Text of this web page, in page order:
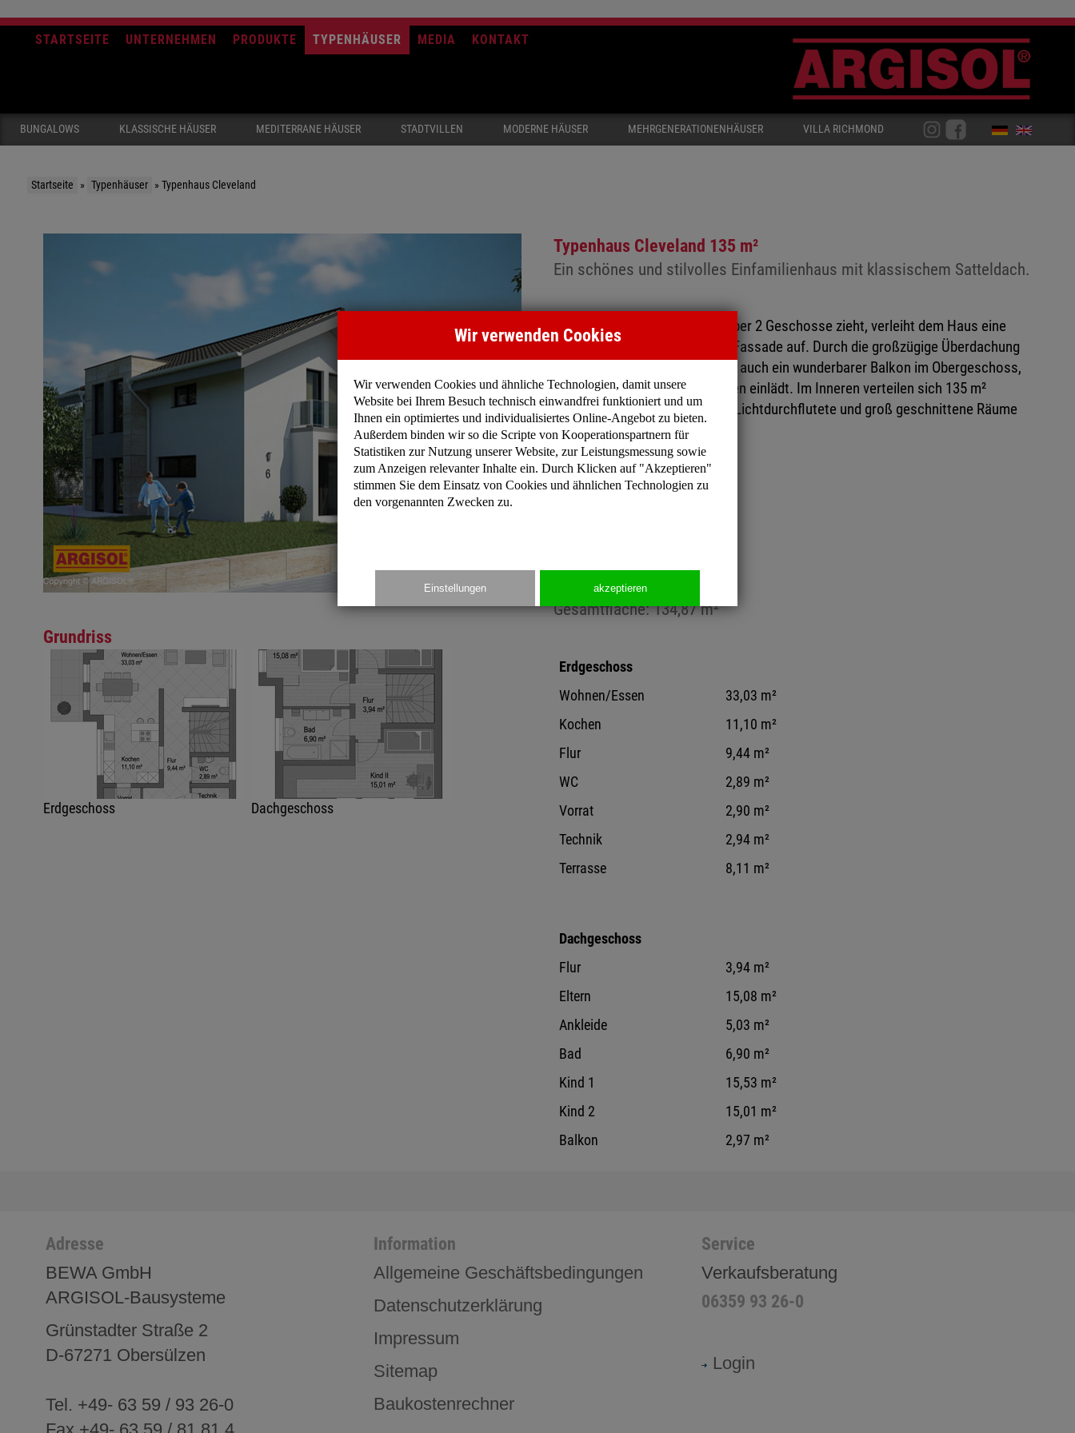
STARTSEITE UNTERNEHMEN PRODUKTE TYPENHÄUSER MEDIA KONTAKT
BUNGALOWS KLASSISCHE HÄUSER MEDITERRANE HÄUSER STADTVILLEN MODERNE HÄUSER MEHRGENERATIONENHÄUSER VILLA RICHMOND
Startseite » Typenhäuser »Typenhaus Cleveland
Grundriss
Erdgeschoss Dachgeschoss
Typenhaus Cleveland 135 m²
Ein schönes und stilvolles Einfamilienhaus mit klassischem Satteldach.
Der Flachdacherker, der sich über 2 Geschosse zieht, verleiht dem Haus eine
spezielle Note und lockert die Fassade auf. Durch die großzügige Überdachung
des Eingangsbereichs entsteht auch ein wunderbarer Balkon im Obergeschoss,
der zum Erholen und Entspannen einlädt. Im Inneren verteilen sich 135 m²
Wohnfläche auf 2 Geschosse. Lichtdurchflutete und groß geschnittene Räume
laden zum Verweilen ein.
Gesamtfläche: 134,87 m²
Erdgeschoss
Wohnen/Essen
33,03 m²
Kochen
11,10 m²
Flur
9,44 m²
WC
2,89 m²
Vorrat
2,90 m²
Technik
2,94 m²
Terrasse
8,11 m²
Dachgeschoss
Flur
3,94 m²
Eltern
15,08 m²
Ankleide
5,03 m²
Bad
6,90 m²
Kind 1
15,53 m²
Kind 2
15,01 m²
Balkon
2,97 m²
Adresse
BEWA GmbH
ARGISOL-Bausysteme
Grünstadter Straße 2
D-67271 Obersülzen
Tel. +49- 63 59 / 93 26-0
Information
Allgemeine Geschäftsbedingungen
Datenschutzerklärung
Impressum
Sitemap
Baukostenrechner
Service
Verkaufsberatung
06359 93 26-0
Login
Wir verwenden Cookies
Wir verwenden Cookies und ähnliche Technologien, damit unsere
Website bei Ihrem Besuch technisch einwandfrei funktioniert und um
Ihnen ein optimiertes und individualisiertes Online-Angebot zu bieten.
Außerdem binden wir so die Scripte von Kooperationspartnern für
Statistiken zur Nutzung unserer Website, zur Leistungsmessung sowie
zum Anzeigen relevanter Inhalte ein. Durch Klicken auf "Akzeptieren"
stimmen Sie dem Einsatz von Cookies und ähnlichen Technologien zu
den vorgenannten Zwecken zu.
Einstellungen akzeptieren